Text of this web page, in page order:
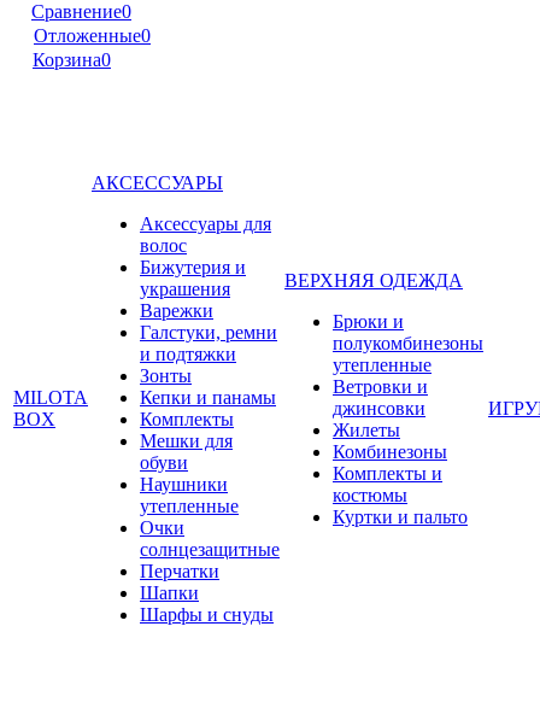
Сравнение0
Отложенные0
Корзина0
MILOTA
BOX
АКСЕССУАРЫ
Аксессуары для
волос
Бижутерия и
украшения
Варежки
Галстуки, ремни
и подтяжки
Зонты
Кепки и панамы
Комплекты
Мешки для
обуви
Наушники
утепленные
Очки
солнцезащитные
Перчатки
Шапки
Шарфы и снуды
ВЕРХНЯЯ ОДЕЖДА
Брюки и
полукомбинезоны
утепленные
Ветровки и
джинсовки
Жилеты
Комбинезоны
Комплекты и
костюмы
Куртки и пальто